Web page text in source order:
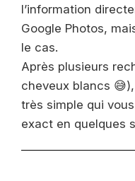
l’information
Google Photos,
le cas.
Après plusieurs
cheveux blancs
très simple qui
exact en quelques